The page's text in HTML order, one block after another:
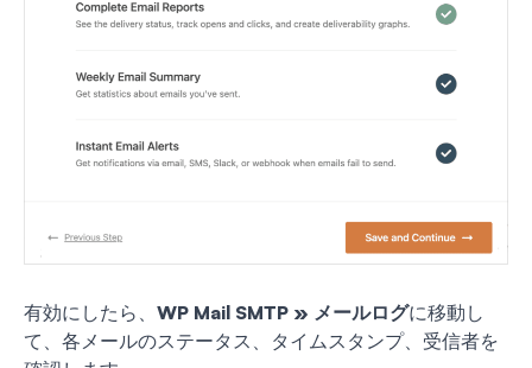
有効にしたら、 WP Mail SMTP » メールログに移動し
て、各メールのステータス、タイムスタンプ、受信者を